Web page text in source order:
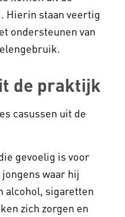
Hierin staan veertig
ondersteunen van
de praktijk
casussen uit de
gevoelig is voor
waar hij
alcohol, sigaretten
zich zorgen en